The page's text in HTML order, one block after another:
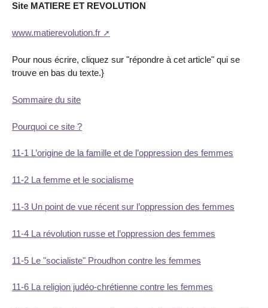
Site MATIERE ET REVOLUTION
www.matierevolution.fr
Pour nous écrire, cliquez sur "répondre à cet article" qui se
trouve en bas du texte.}
Sommaire du site
Pourquoi ce site ?
11-1 L’origine de la famille et de l’oppression des femmes
11-2 La femme et le socialisme
11-3 Un point de vue récent sur l’oppression des femmes
11-4 La révolution russe et l’oppression des femmes
11-5 Le "socialiste" Proudhon contre les femmes
11-6 La religion judéo-chrétienne contre les femmes